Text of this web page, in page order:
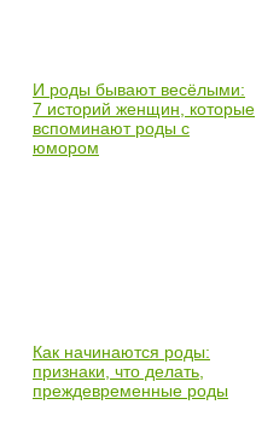
И роды бывают весёлыми:
7 историй женщин, которые
вспоминают роды с
юмором
Как начинаются роды:
признаки, что делать,
преждевременные роды